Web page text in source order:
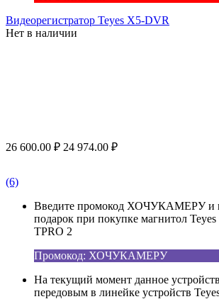
Видеорегистратор Teyes X5-DVR
Нет в наличии
26 600.00 ₽ 24 974.00 ₽
(6)
Введите промокод ХОЧУКАМЕРУ и
подарок при покупке магнитол
TPRO 2
Промокод: ХОЧУКАМЕРУ
На текущий момент данное
передовым в линейке устройств